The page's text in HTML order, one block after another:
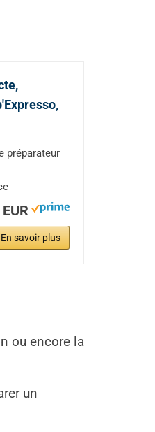
préparateur
En savoir plus
ou encore la
un